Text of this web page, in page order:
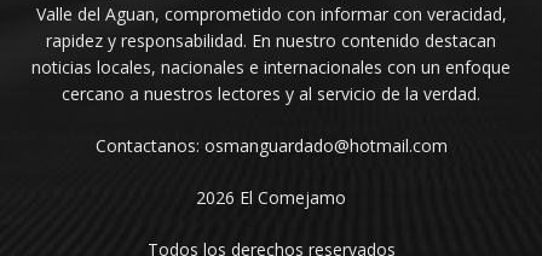
Valle del Aguan, comprometido con informar con veracidad,
rapidez y responsabilidad. En nuestro contenido destacan
noticias locales, nacionales e internacionales con un enfoque
cercano a nuestros lectores y al servicio de la verdad.
Contactanos: osmanguardado@hotmail.com
2026 El Comejamo
Todos los derechos reservados